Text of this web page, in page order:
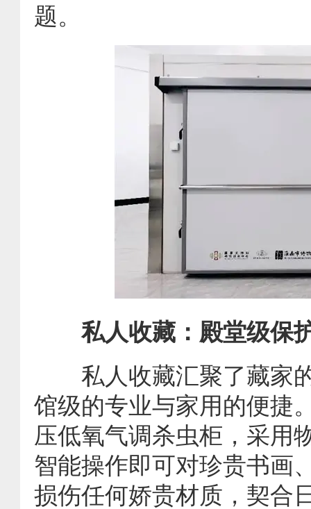
题。
私人收藏：殿堂级保
私人收藏汇聚了藏家的
馆级的专业与家用的便捷
压低氧气调杀虫柜，采用
智能操作即可对珍贵书画
损伤任何娇贵材质，契合